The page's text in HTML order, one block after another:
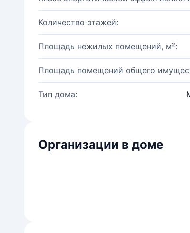
Количество этажей:
Площадь нежилых помещений, м²:
Площадь помещений общего
Тип дома:
Организации в доме